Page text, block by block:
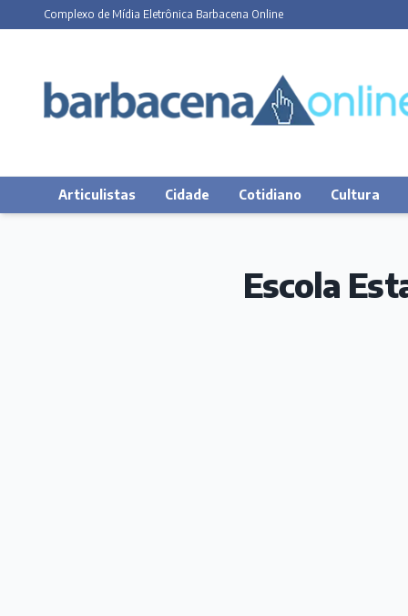
Complexo de Mídia Eletrônica Barbacena Online
Articulistas Cidade Cotidiano Cultura
Escola